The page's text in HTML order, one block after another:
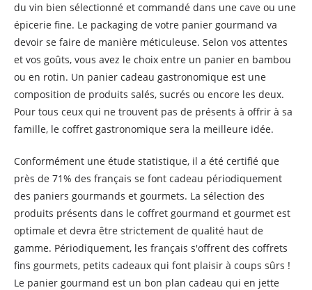
du vin bien sélectionné et commandé dans une cave ou une
épicerie fine. Le packaging de votre panier gourmand va
devoir se faire de manière méticuleuse. Selon vos attentes
et vos goûts, vous avez le choix entre un panier en bambou
ou en rotin. Un panier cadeau gastronomique est une
composition de produits salés, sucrés ou encore les deux.
Pour tous ceux qui ne trouvent pas de présents à offrir à sa
famille, le coffret gastronomique sera la meilleure idée.
Conformément une étude statistique, il a été certifié que
près de 71% des français se font cadeau périodiquement
des paniers gourmands et gourmets. La sélection des
produits présents dans le coffret gourmand et gourmet est
optimale et devra être strictement de qualité haut de
gamme. Périodiquement, les français s'offrent des coffrets
fins gourmets, petits cadeaux qui font plaisir à coups sûrs !
Le panier gourmand est un bon plan cadeau qui en jette